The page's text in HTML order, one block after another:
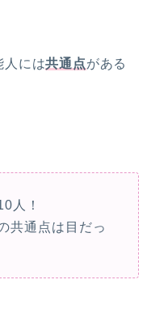
人には共通点がある
人！
共通点は目だっ